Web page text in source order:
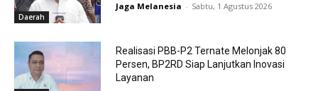
Daerah
Jaga Melanesia - Sabtu, 1 Agustus 2026
Realisasi PBB-P2 Ternate Melonjak 80
Persen, BP2RD Siap Lanjutkan Inovasi
Layanan